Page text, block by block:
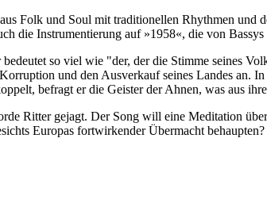
Folk und Soul mit traditionellen Rhythmen
die Instrumentierung auf »1958«, die von
so viel wie "der, der die Stimme seines
und den Ausverkauf seines Landes an.
befragt er die Geister der Ahnen, was aus
Ritter gejagt. Der Song will eine Meditation
Europas fortwirkender Übermacht